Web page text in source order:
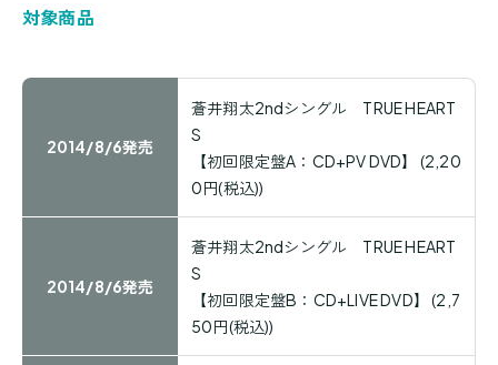
対象商品
2014/8/6発売
蒼井翔太2ndシングル TRUE HEART
S
【初回限定盤A：CD+PV DVD】
(2,20
0円(税込))
2014/8/6発売
蒼井翔太2ndシングル TRUE HEART
S
【初回限定盤B：CD+LIVE DVD】
(2,7
50円(税込))